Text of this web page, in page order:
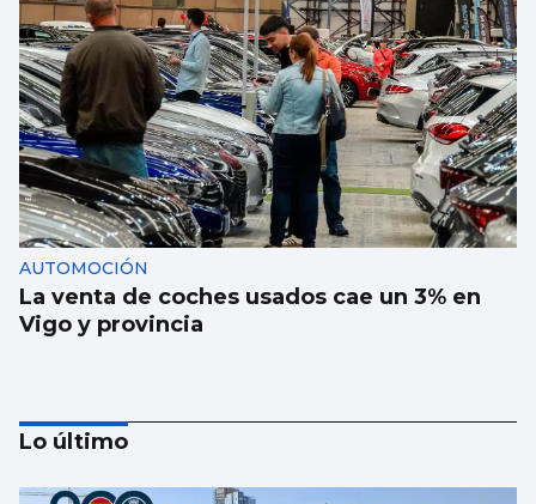
AUTOMOCIÓN
La venta de coches usados cae un 3% en
Vigo y provincia
Lo último